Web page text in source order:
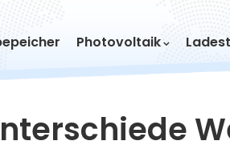
Photovoltaik